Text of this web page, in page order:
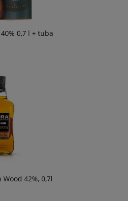
dostępności
0,7 l + tuba
Wood 42%, 0,7l